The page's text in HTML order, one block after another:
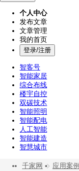
个人中心
发布文章
文章管理
我的首页
登录/注册
智客号
智能家居
综合布线
楼宇自控
双碳技术
智能照明
智能配电
人工智能
智能建造
智慧城市
千家网 应用案例